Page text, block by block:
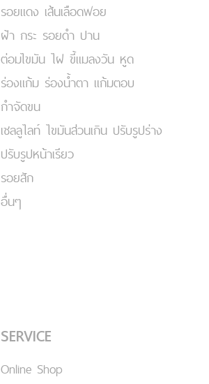
รอยแดง เส้นเลือดฟอย
ฝ้า กระ รอยดำ ปาน
ต่อมไขมัน ไฝ ขี้แมลงวัน หูด
ร่องแก้ม ร่องน้ำตา แก้มตอบ
กำจัดขน
เชลลูไลท์ ไขมันส่วนเกิน ปรับรูปร่าง
ปรับรูปหน้าเรียว
รอยสัก
อื่นๆ
SERVICE
Online Shop